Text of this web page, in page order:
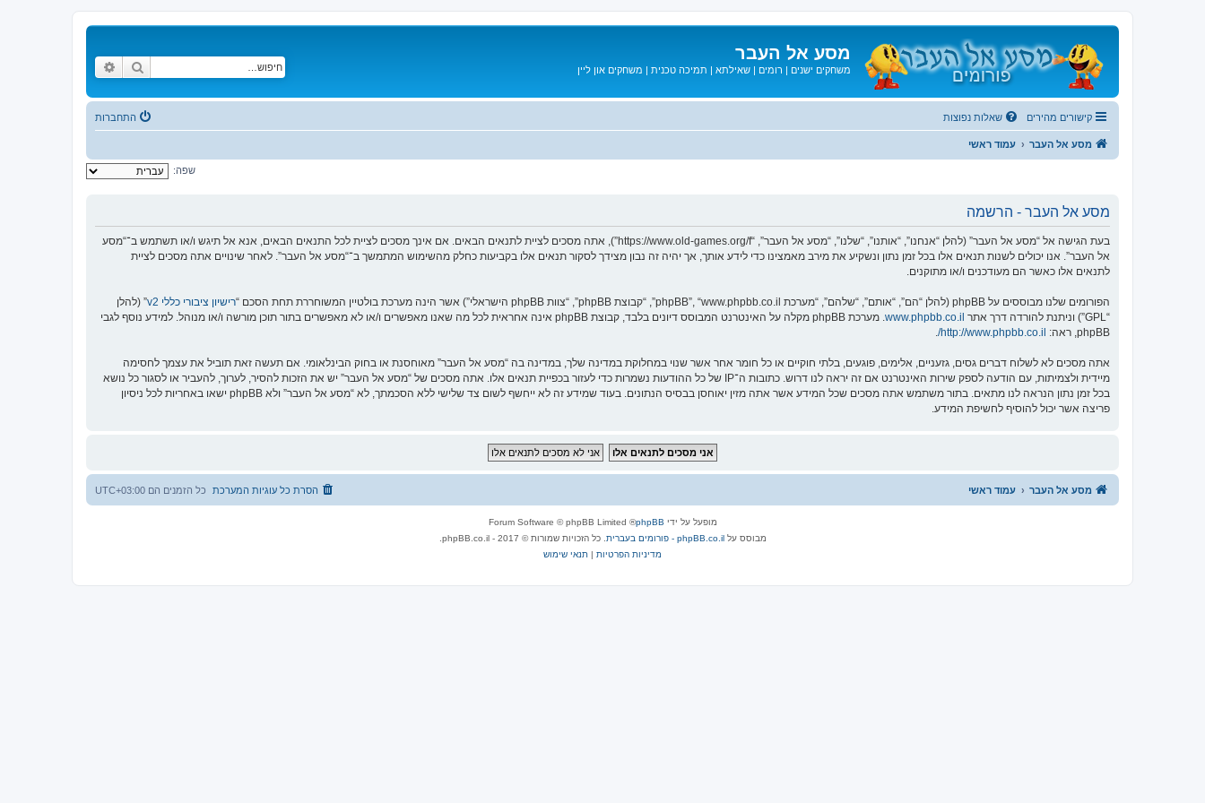
מסע אל העבר
משחקים ישנים | רומים | שאילתא | תמיכה טכנית | משחקים און ליין חיפוש
קישורים מהירים שאלות נפוצות התחברות
מסע אל העבר עמוד ראשי
שפה:
מסע אל העבר - הרשמה
בעת הגישה אל “מסע אל העבר” (להלן “אנחנו”, “אותנו”, “שלנו”, “מסע אל העבר”, “https://www.old-games.org/f”), אתה מסכים לציית לתנאים הבאים. אם אינך מסכים לציית לכל התנאים הבאים, אנא אל תיגש ו/או תשתמש ב־“מסע
אל העבר”. אנו יכולים לשנות תנאים אלו בכל זמן נתון ונשקיע את מירב מאמצינו כדי לידע אותך, אך יהיה זה נבון מצידך לסקור תנאים אלו בקביעות כחלק מהשימוש המתמשך ב־“מסע אל העבר”. לאחר שינויים אתה מסכים לציית
לתנאים אלו כאשר הם מעודכנים ו/או מתוקנים.
הפורומים שלנו מבוססים על phpBB (להלן “הם”, “אותם”, “שלהם”, “מערכת phpBB”, “www.phpbb.co.il”, “קבוצת phpBB”, “צוות phpBB הישראלי”) אשר הינה מערכת בולטיין המשוחררת תחת הסכם “ רישיון ציבורי כללי v2
” (להלן
“GPL”) וניתנת להורדה דרך אתר
www.phpbb.co.il
. מערכת phpBB מקלה על האינטרנט המבוסס דיונים בלבד, קבוצת phpBB אינה אחראית לכל מה שאנו מאפשרים ו/או לא מאפשרים בתור תוכן מורשה ו/או מנוהל. למידע נוסף לגבי
phpBB, ראה:
http://www.phpbb.co.il/
אתה מסכים לא לשלוח דברים גסים, גזעניים, אלימים, פוגעים, בלתי חוקיים או כל חומר אחר אשר שנוי במחלוקת במדינה שלך, במדינה בה “מסע אל העבר” מאוחסנת או בחוק הבינלאומי. אם תעשה זאת תוביל את עצמך לחסימה
מיידית ולצמיתות, עם הודעה לספק שירות האינטרנט אם זה יראה לנו דרוש. כתובות ה־IP של כל ההודעות נשמרות כדי לעזור בכפיית תנאים אלו. אתה מסכים של “מסע אל העבר” יש את הזכות להסיר, לערוך, להעביר או לסגור כל נושא
בכל זמן נתון הנראה לנו מתאים. בתור משתמש אתה מסכים שכל המידע אשר אתה מזין יאוחסן בבסיס הנתונים. בעוד שמידע זה לא ייחשף לשום צד שלישי ללא הסכמתך, לא “מסע אל העבר” ולא phpBB ישאו באחריות לכל ניסיון
פריצה אשר יכול להוסיף לחשיפת המידע.
מסע אל העבר עמוד ראשי כל הזמנים הם UTC+03:00 הסרת כל עוגיות המערכת
מופעל על ידי phpBB
® Forum Software © phpBB Limited
מבוסס עלphpBB.co.il - פורומים בעברית
. כל הזכויות שמורות © 2017 - phpBB.co.il.
מדיניות הפרטיות | תנאי שימוש